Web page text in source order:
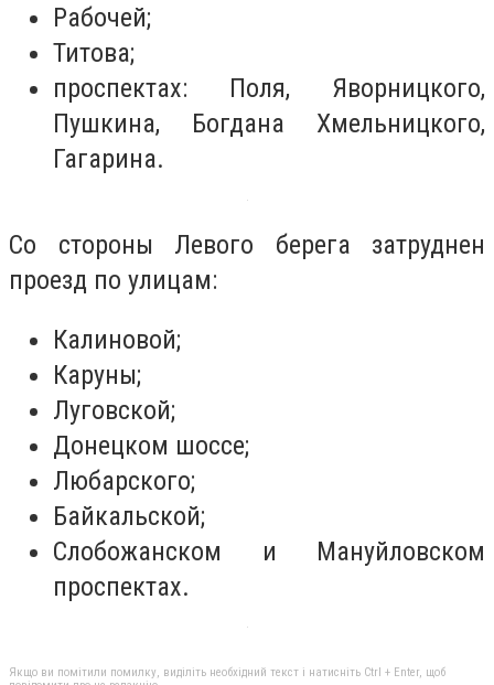
Рабочей;
Титова;
проспектах: Поля, Яворницкого,
Пушкина, Богдана Хмельницкого,
Гагарина.
Со стороны Левого берега затруднен
проезд по улицам:
Калиновой;
Каруны;
Луговской;
Донецком шоссе;
Любарского;
Байкальской;
Слобожанском и Мануйловском
проспектах.
Якщо ви помітили помилку, виділіть необхідний текст і натисніть Ctrl + Enter, щоб